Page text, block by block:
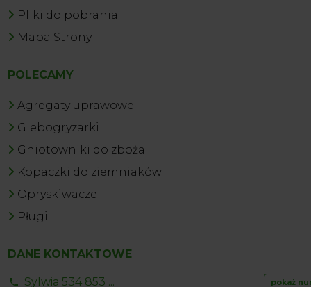
Pliki do pobrania
Mapa Strony
POLECAMY
Agregaty uprawowe
Glebogryzarki
Gniotowniki do zboża
Kopaczki do ziemniaków
Opryskiwacze
Pługi
DANE KONTAKTOWE
Sylwia 534 853 ... pokaż